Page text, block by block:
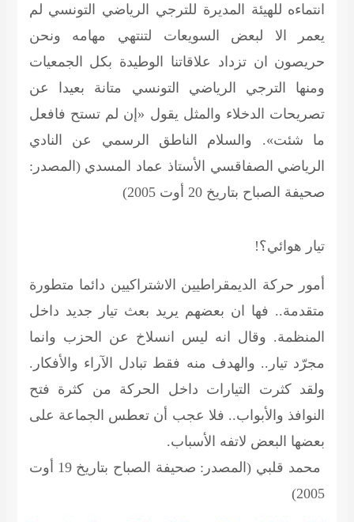
انتماءه للهيئة المديرة للترجي الرياضي التونسي لم
يعمر الا لبعض السويعات لتنتهي مهامه ونحن
حريصون ان تزداد علاقاتنا الوطيدة بكل الجمعيات
ومنها الترجي الرياضي التونسي متانة بعيدا عن
تصريحات الدخلاء والمثل يقول «إن لم تستح فافعل
ما شئت». والسلام الناطق الرسمي عن النادي
الرياضي الصفاقسي الأستاذ عماد المسدي (المصدر:
صحيفة الصباح بتاريخ 20 أوت 2005)
تيار هوائي؟!
أمور حركة الديمقراطيين الاشتراكيين دائما متطورة
متقدمة.. فها ان بعضهم يريد بعث تيار جديد داخل
المنظمة. وقال انه ليس انسلاخ عن الحزب وانما
مجرّد تيار.. والهدف منه فقط تبادل الآراء والأفكار.
ولقد كثرت التيارات داخل الحركة من كثرة فتح
النوافذ والأبواب.. فلا عجب أن تعطس الجماعة على
بعضها البعض لاتفه الأسباب.
محمد قلبي
(المصدر: صحيفة الصباح بتاريخ 19 أوت
2005)